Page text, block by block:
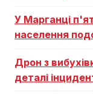
У Марганці
населення
Дрон з
деталі